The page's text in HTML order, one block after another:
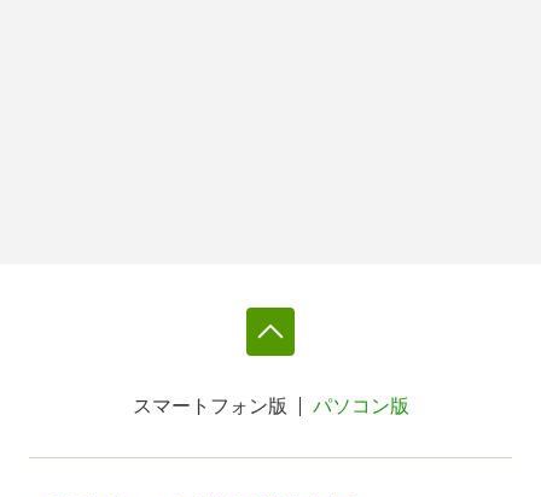
スマートフォン版 パソコン版